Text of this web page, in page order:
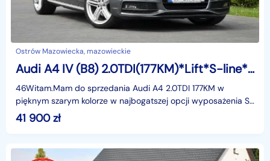
Ostrów Mazowiecka, mazowieckie
Audi A4 IV (B8) 2.0TDI(177KM)*Lift*S-line*Bi-Xenon*Led*Navi*Skóry*El.Klapa*Alu19"ASO
46Witam.Mam do sprzedania Audi A4 2.0TDI 177KM w
pięknym szarym kolorze w najbogatszej opcji wyposażenia S-
Line. Samochód sprowadzony z Niemiec od pierwszego wł
41 900zł